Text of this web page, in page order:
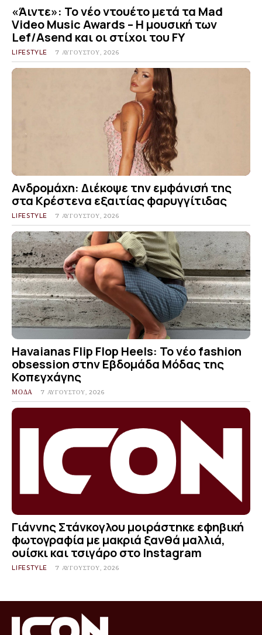
«Άιντε»: Το νέο ντουέτο μετά τα Mad
Video Music Awards – Η μουσική των
Lef/Asend και οι στίχοι του FY
LIFESTYLE 7 ΑΥΓΟΎΣΤΟΥ, 2026
Ανδρομάχη: Διέκοψε την εμφάνισή της
στα Κρέστενα εξαιτίας φαρυγγίτιδας
LIFESTYLE 7 ΑΥΓΟΎΣΤΟΥ, 2026
Havaianas Flip Flop Heels: Το νέο fashion
obsession στην Εβδομάδα Μόδας της
Κοπεγχάγης
ΜΟΔΑ 7 ΑΥΓΟΎΣΤΟΥ, 2026
Γιάννης Στάνκογλου μοιράστηκε εφηβική
φωτογραφία με μακριά ξανθά μαλλιά,
ουίσκι και τσιγάρο στο Instagram
LIFESTYLE 7 ΑΥΓΟΎΣΤΟΥ, 2026